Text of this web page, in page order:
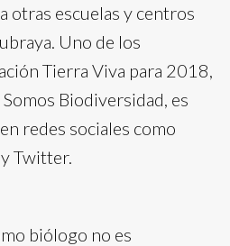
otras escuelas y centros
Uno de los
Tierra Viva para 2018,
Biodiversidad, es
redes sociales como
Twitter.
biólogo no es